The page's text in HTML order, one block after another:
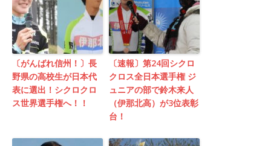
〔がんばれ信州！〕長
野県の高校生が日本代
表に選出！シクロクロ
ス世界選手権へ！！
〔速報〕第24回シクロ
クロス全日本選手権 ジ
ュニアの部で鈴木来人
（伊那北高）が3位表彰
台！